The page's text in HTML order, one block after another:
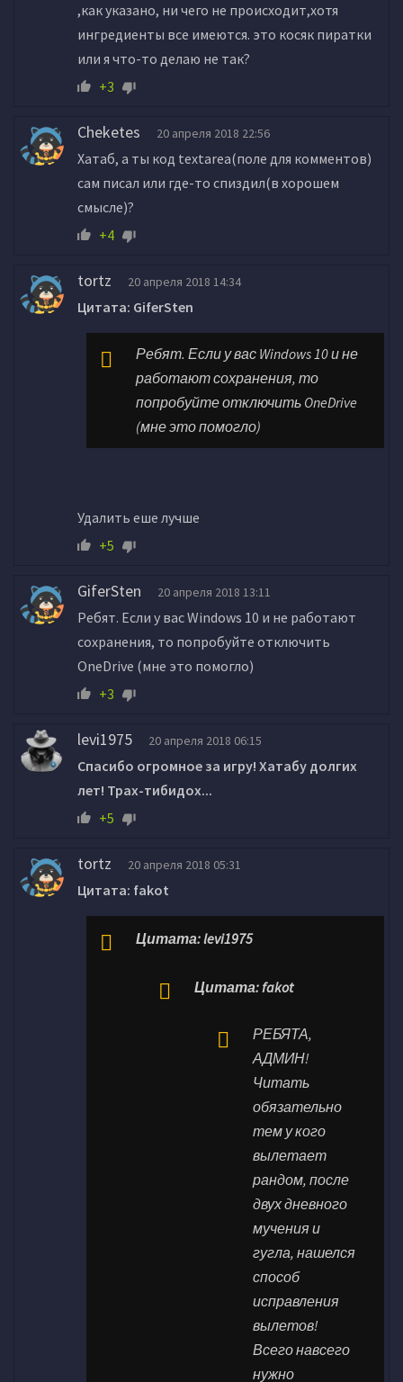
,как указано, ни чего не происходит,хотя
ингредиенты все имеются. это косяк пиратки
или я что-то делаю не так?
+3
Cheketes 20 апреля 2018 22:56
Хатаб, а ты код textarea(поле для комментов)
сам писал или где-то спиздил(в хорошем
смысле)?
+4
tortz 20 апреля 2018 14:34
Цитата: GiferSten
Ребят. Если у вас Windows 10 и не
работают сохранения, то
попробуйте отключить OneDrive
(мне это помогло)
Удалить еше лучше
+5
GiferSten 20 апреля 2018 13:11
Ребят. Если у вас Windows 10 и не работают
сохранения, то попробуйте отключить
OneDrive (мне это помогло)
+3
levi1975 20 апреля 2018 06:15
Спасибо огромное за игру! Хатабу долгих
лет! Трах-тибидох...
+5
tortz 20 апреля 2018 05:31
Цитата: fakot
Цитата: levi1975
Цитата: fakot
РЕБЯТА,
АДМИН!
Читать
обязательно
тем у кого
вылетает
рандом, после
двух дневного
мучения и
гугла, нашелся
способ
исправления
вылетов!
Всего навсего
нужно